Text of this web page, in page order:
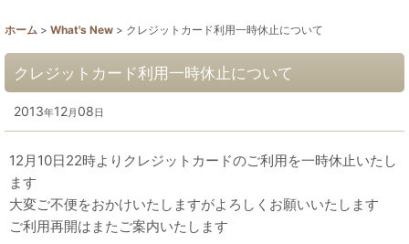
ホーム > What's New > クレジットカード利用一時休止について
クレジットカード利用一時休止について
2013年12月 08日
12月10日22時よりクレジットカードのご利用を一時休止いたし
ます
大変ご不便をおかけいたしますがよろしくお願いいたします
ご利用再開はまたご案内いたします